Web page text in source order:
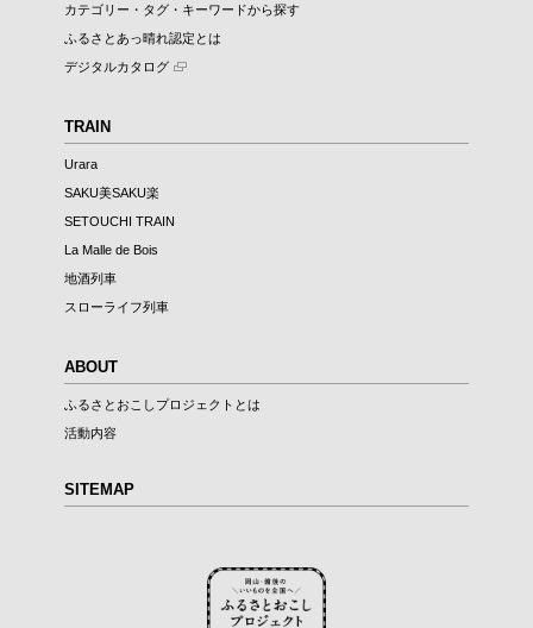
カテゴリー・タグ・キーワードから探す
ふるさとあっ晴れ認定とは
デジタルカタログ
TRAIN
Urara
SAKU美SAKU楽
SETOUCHI TRAIN
La Malle de Bois
地酒列車
スローライフ列車
ABOUT
ふるさとおこしプロジェクトとは
活動内容
SITEMAP